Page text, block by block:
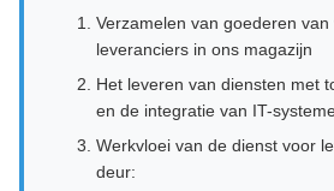
Verzamelen van goederen
leveranciers in ons magazijn
Het leveren van diensten met
en de integratie van IT-
Werkvloei van de dienst voor
deur: